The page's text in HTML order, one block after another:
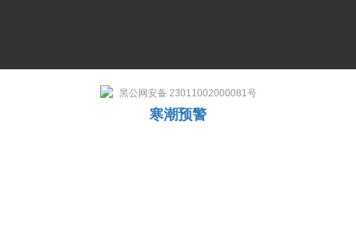
黑公网安备 23011002000081号
寒潮预警